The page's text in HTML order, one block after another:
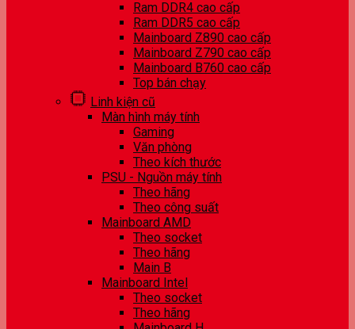
Ram DDR4 cao cấp
Ram DDR5 cao cấp
Mainboard Z890 cao cấp
Mainboard Z790 cao cấp
Mainboard B760 cao cấp
Top bán chạy
Linh kiện cũ
Màn hình máy tính
Gaming
Văn phòng
Theo kích thước
PSU - Nguồn máy tính
Theo hãng
Theo công suất
Mainboard AMD
Theo socket
Theo hãng
Main B
Mainboard Intel
Theo socket
Theo hãng